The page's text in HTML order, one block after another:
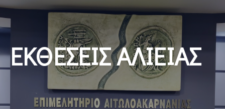
ΓΕΜΗ
–
ΠΡΟΓΡΑΜΜΑΤΑ
ΕΠΙΜΕΛΗΤΗΡΙΟΥ
ΣΥΜΜΕΤΟΧΗ
ΕΚΘΕΣΕΙΣ ΑΛΙΕΙΑΣ